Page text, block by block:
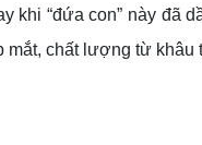
khi “đứa con” này
chất lượng từ khâu